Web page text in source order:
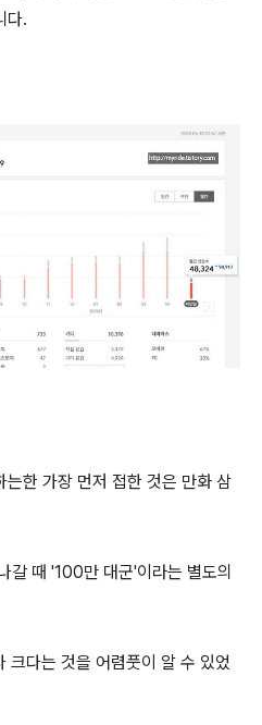
다.
는한 가장 먼저 접한 것은 만화 삼
갈 때 '100만 대군'이라는 별도의
크다는 것을 어렴풋이 알 수 있었